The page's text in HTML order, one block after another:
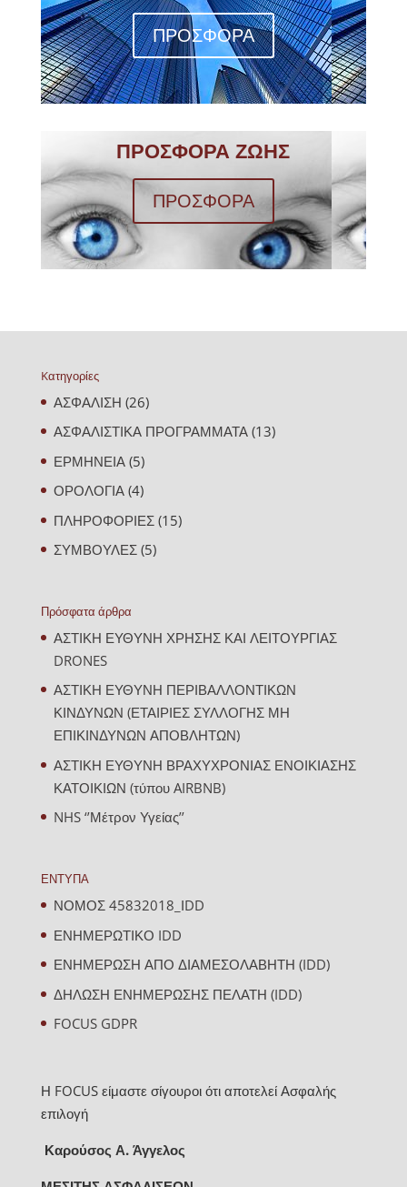
ΠΡΟΣΦΟΡΑ
ΠΡΟΣΦΟΡΑ ΖΩΗΣ
ΠΡΟΣΦΟΡΑ
Kατηγορίες
ΑΣΦΑΛΙΣΗ (26)
ΑΣΦΑΛΙΣΤΙΚΑ ΠΡΟΓΡΑΜΜΑΤΑ(13)
ΕΡΜΗΝΕΙΑ(5)
ΟΡΟΛΟΓΙΑ(4)
ΠΛΗΡΟΦΟΡΙΕΣ(15)
ΣΥΜΒΟΥΛΕΣ(5)
Πρόσφατα άρθρα
ΑΣΤΙΚΗ ΕΥΘΥΝΗ ΧΡΗΣΗΣ ΚΑΙ ΛΕΙΤΟΥΡΓΙΑΣ
DRONES
ΑΣΤΙΚΗ ΕΥΘΥΝΗ ΠΕΡΙΒΑΛΛΟΝΤΙΚΩΝ
ΚΙΝΔΥΝΩΝ (ΕΤΑΙΡΙΕΣ ΣΥΛΛΟΓΗΣ ΜΗ
ΕΠΙΚΙΝΔΥΝΩΝ ΑΠΟΒΛΗΤΩΝ)
ΑΣΤΙΚΗ ΕΥΘΥΝΗ ΒΡΑΧΥΧΡΟΝΙΑΣ ΕΝΟΙΚΙΑΣΗΣ
ΚΑΤΟΙΚΙΩΝ (τύπου AIRBNB)
NHS ‘’Μέτρον Υγείας’’
ΕΝΤΥΠΑ
ΝΟΜΟΣ 45832018_ΙDD
ΕΝΗΜΕΡΩΤΙΚΟ IDD
ΕΝΗΜΕΡΩΣΗ ΑΠΟ ΔΙΑΜΕΣΟΛΑΒΗΤΗ (IDD)
ΔΗΛΩΣΗ ΕΝΗΜΕΡΩΣΗΣ ΠΕΛΑΤΗ (IDD)
FOCUS GDPR
Η FOCUS είμαστε σίγουροι ότι αποτελεί Ασφαλής
επιλογή
Καρούσος Α. Άγγελος